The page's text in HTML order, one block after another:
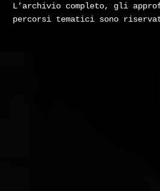
L’archivio completo, gli
percorsi tematici sono